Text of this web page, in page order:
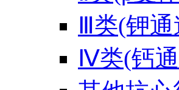
Ⅲ类(钾
Ⅳ类(钙